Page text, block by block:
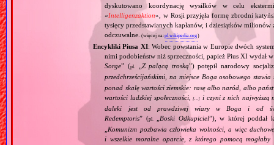
dyskutowano koordynację wysiłków w celu
«Intelligenzaktion», w Rosji przyjęła formę zbrodni
tysięcy przedstawianych kapłanów, i dziesiątków
odczuwalne. (więcej na:pl.wikipedia.org)
Encykliki Piusa XI: Wobec powstania w Europie dwóch
nimi podobieństw niż sprzeczności, papież Pius XI
Sorge” (pl. Z palącą troską”) potępił narodowy
przedchrześcijańskimi, na miejsce Boga osobowego
ponad skalę wartości ziemskie: rasę albo naród, albo
wartości ludzkiej społeczności,[…] i czyni z nich najwyższą
daleki jest od prawdziwej wiary w Boga i od
Redemptoris” (pl. Boski Odkupiciel”), w której poddał
Komunizm pozbawia człowieka wolności, a więc
i wszelkie moralne oparcie, z którego pomocą